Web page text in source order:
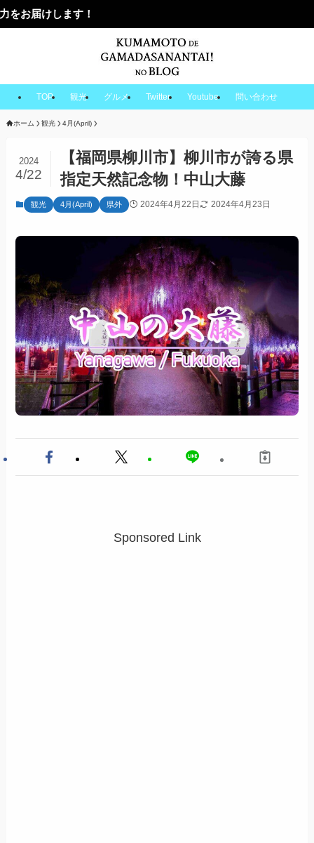
TOP 観光 グルメ Twitter Youtube 問い合わせ
ホーム 観光 4月(April)
【福岡県柳川市】柳川市が誇る県
指定天然記念物！中山大藤
2024
4/22
観光 4月(April) 県外 2024年4月22日 2024年4月23日
Sponsored Link